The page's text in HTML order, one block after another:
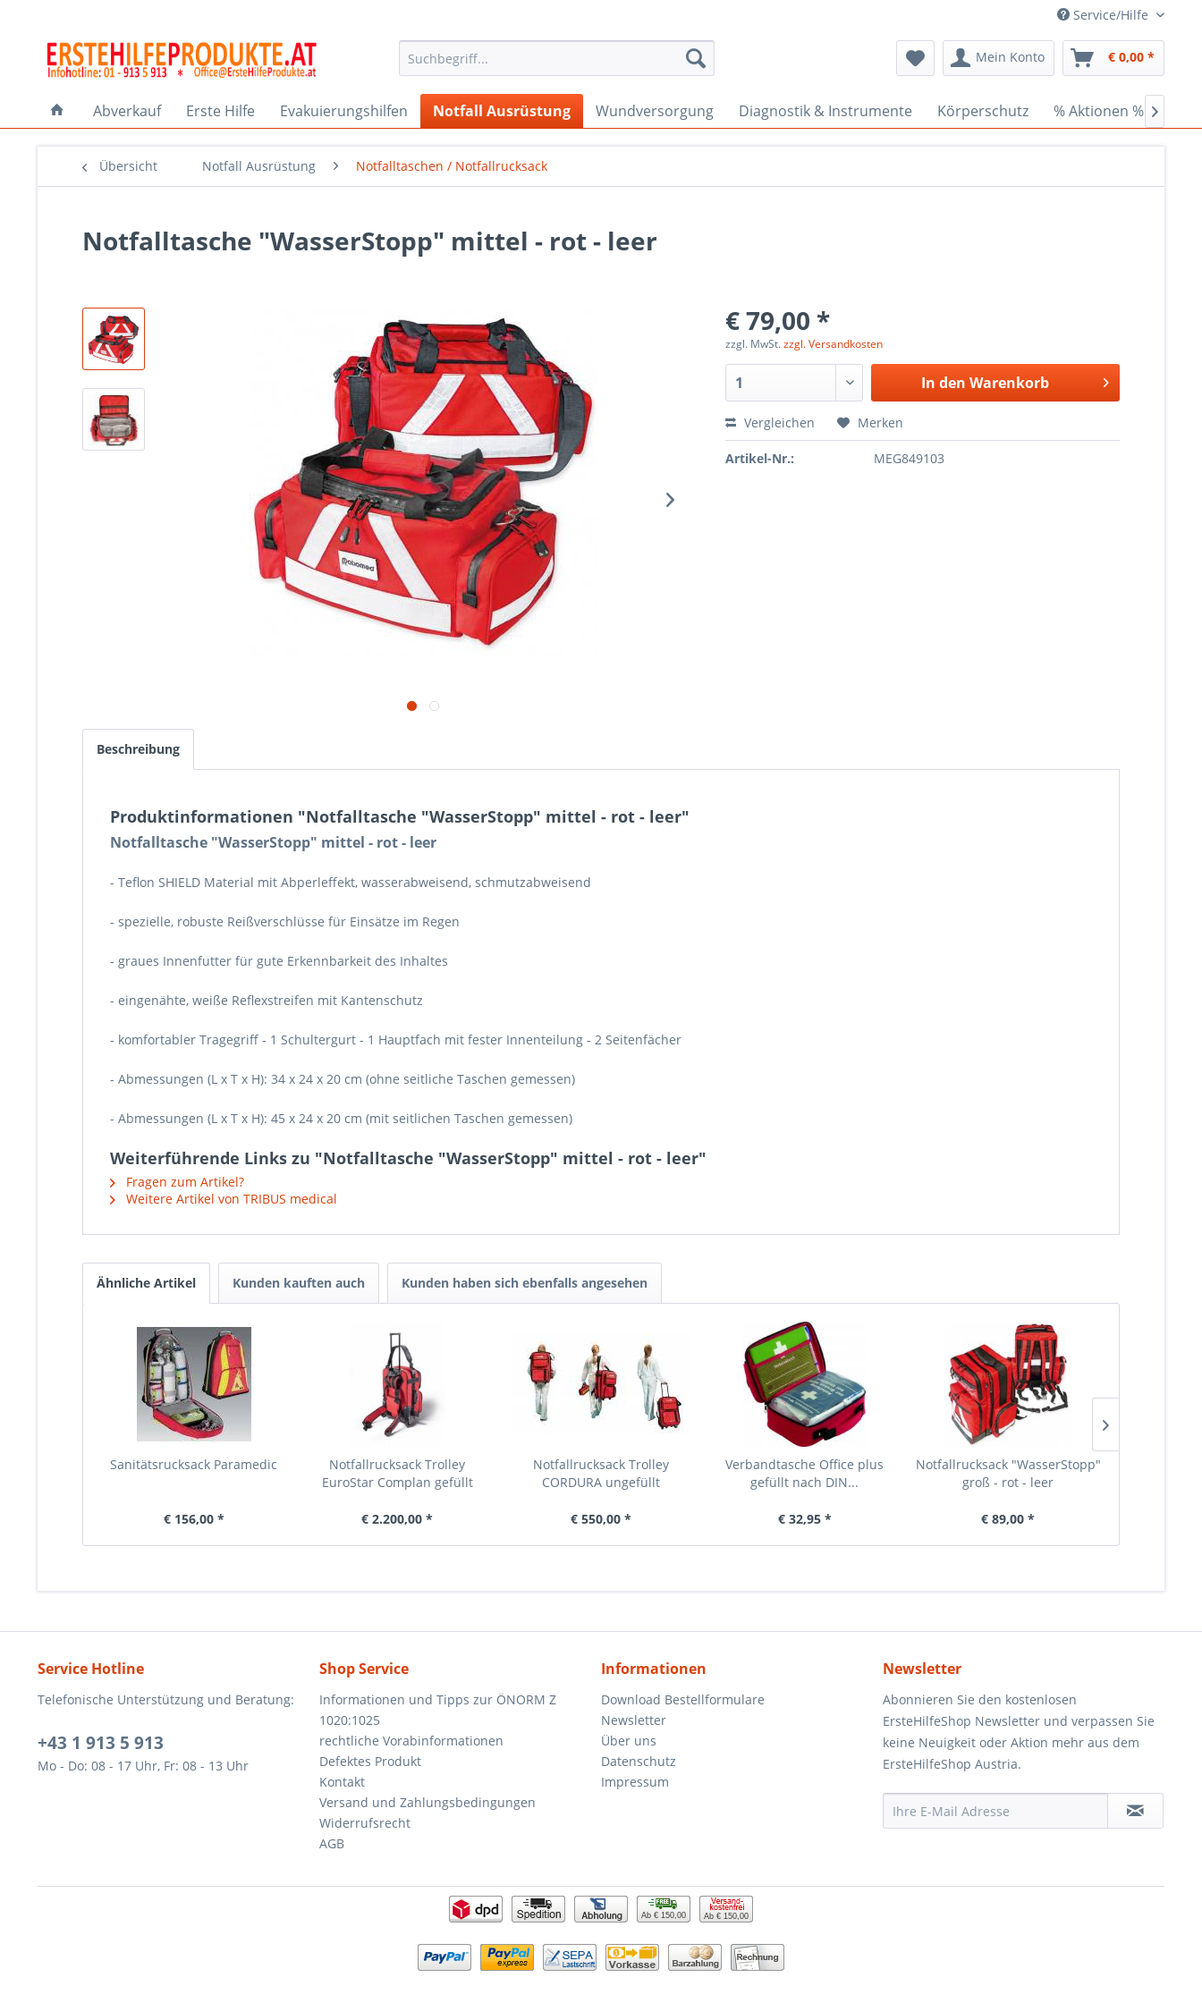
Service/Hilfe
Mein Konto € 0,00 *
Abverkauf Erste Hilfe Evakuierungshilfen Notfall Ausrüstung Wundversorgung Diagnostik & Instrumente Körperschutz % Aktionen % 
Übersicht Notfall Ausrüstung Notfalltaschen / Notfallrucksack
Notfalltasche "WasserStopp" mittel - rot - leer
€ 79,00 *
zzgl. MwSt.zzgl. Versandkosten
In den Warenkorb
Vergleichen Merken
Artikel-Nr.: MEG849103
Beschreibung
Produktinformationen "Notfalltasche "WasserStopp" mittel - rot - leer"
Notfalltasche "WasserStopp" mittel - rot - leer
- Teflon SHIELD Material mit Abperleffekt, wasserabweisend, schmutzabweisend
- spezielle, robuste Reißverschlüsse für Einsätze im Regen
- graues Innenfutter für gute Erkennbarkeit des Inhaltes
- eingenähte, weiße Reflexstreifen mit Kantenschutz
- komfortabler Tragegriff - 1 Schultergurt - 1 Hauptfach mit fester Innenteilung - 2 Seitenfächer
- Abmessungen (L x T x H): 34 x 24 x 20 cm (ohne seitliche Taschen gemessen)
- Abmessungen (L x T x H): 45 x 24 x 20 cm (mit seitlichen Taschen gemessen)
Weiterführende Links zu "Notfalltasche "WasserStopp" mittel - rot - leer"
Fragen zum Artikel?
Weitere Artikel von TRIBUS medical
Ähnliche Artikel Kunden kauften auch Kunden haben sich ebenfalls angesehen
Sanitätsrucksack Paramedic
€ 156,00 *
Notfallrucksack Trolley
EuroStar Complan gefüllt
€ 2.200,00 *
Notfallrucksack Trolley
CORDURA ungefüllt
€ 550,00 *
Verbandtasche Office plus
gefüllt nach DIN...
€ 32,95 *
Notfallrucksack "WasserStopp"
groß - rot - leer
€ 89,00 *
Service Hotline
Telefonische Unterstützung und Beratung:
+43 1 913 5 913
Mo - Do: 08 - 17 Uhr, Fr: 08 - 13 Uhr
Shop Service
Informationen und Tipps zur ÖNORM Z
1020:1025
rechtliche Vorabinformationen
Defektes Produkt
Kontakt
Versand und Zahlungsbedingungen
Widerrufsrecht
AGB
Informationen
Download Bestellformulare
Newsletter
Über uns
Datenschutz
Impressum
Newsletter
Abonnieren Sie den kostenlosen
ErsteHilfeShop Newsletter und verpassen Sie
keine Neuigkeit oder Aktion mehr aus dem
ErsteHilfeShop Austria.
Ab € 150,00 Ab € 150,00